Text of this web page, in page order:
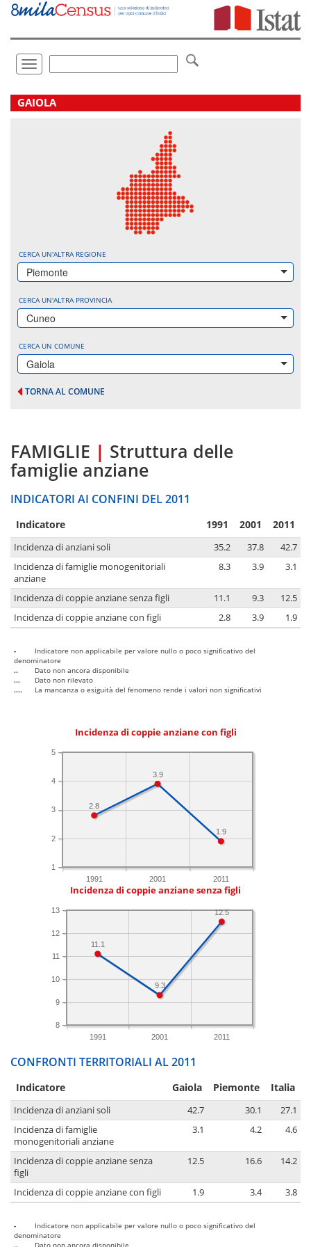
Vai
direttamente
Toggle
navigation
.
GAIOLA
CERCA UN'ALTRA REGIONE
Piemonte
CERCA UN'ALTRA PROVINCIA
Cuneo
CERCA UN COMUNE
Gaiola
TORNA AL COMUNE
FAMIGLIE | Struttura delle
famiglie anziane
INDICATORI AI CONFINI DEL 2011
Indicatore 1991 2001 2011
Incidenza di anziani soli 35.2 37.8
42.7
Incidenza di famiglie monogenitoriali
anziane
8.3 3.9 3.1
Incidenza di coppie anziane senza figli 11.1 9.3
12.5
Incidenza di coppie anziane con figli
2.8 3.9 1.9
-
Indicatore non applicabile per valore nullo o poco significativo del
denominatore
..
Dato non ancora disponibile
...
Dato non rilevato
....
La mancanza o esiguità del fenomeno rende i valori non significativi
Incidenza di coppie anziane con figli
1991 2001 2011
1
2
3
4
5
1.9
3.9
2.8
Incidenza di coppie anziane senza figli
1991 2001 2011
8
9
10
11
12
13 12.5
9.3
11.1
CONFRONTI TERRITORIALI AL 2011
Indicatore Gaiola Piemonte Italia
Incidenza di anziani soli 42.7 30.1
27.1
Incidenza di famiglie
monogenitoriali anziane
3.1 4.2 4.6
Incidenza di coppie anziane senza
figli
12.5 16.6 14.2
Incidenza di coppie anziane con figli 1.9 3.4 3.8
-
Indicatore non applicabile per valore nullo o poco significativo del
denominatore